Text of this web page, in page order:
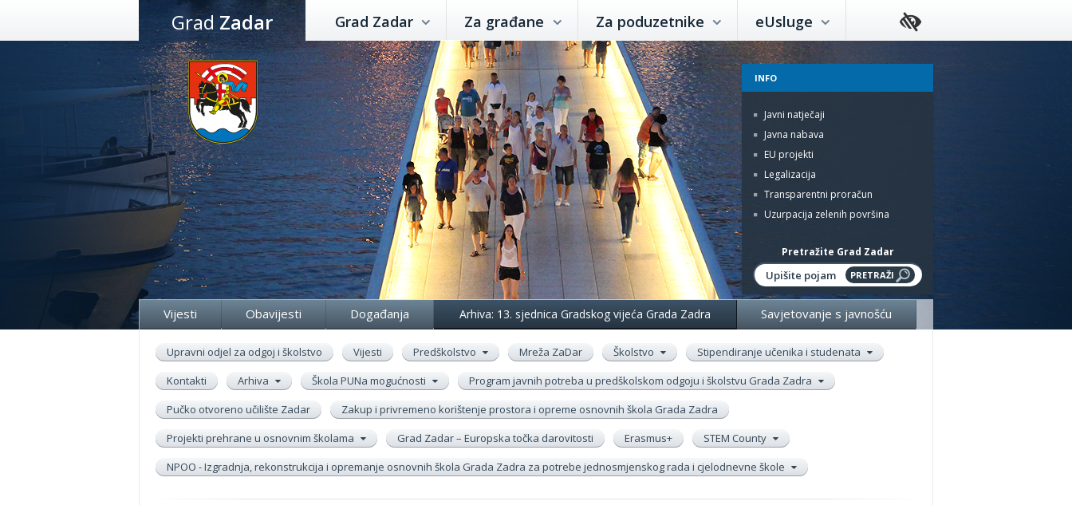
Preskoči
na
sadržaj
GradZadar Grad Zadar Za građane Za poduzetnike eUsluge
INFO
Javni natječaji
Javna nabava
EU projekti
Legalizacija
Transparentni proračun
Uzurpacija zelenih površina
Pretražite Grad Zadar
Vijesti Obavijesti Događanja Arhiva: 13. sjednica Gradskog vijeća Grada Zadra Savjetovanje s javnošću
Upravni odjel za odgoj i školstvo Vijesti Predškolstvo Mreža ZaDar Školstvo
Stipendiranje učenika i studenata
Kontakti
Arhiva Škola PUNa mogućnosti
Program javnih potreba u predškolskom odgoju i školstvu Grada Zadra
Pučko otvoreno učilište Zadar
Zakup i privremeno korištenje prostora i opreme osnovnih škola Grada Zadra
Projekti prehrane u osnovnim školama
Grad Zadar – Europska točka darovitosti Erasmus+
STEM County
NPOO - Izgradnja, rekonstrukcija i opremanje osnovnih škola Grada Zadra za potrebe jednosmjenskog rada i cjelodnevne škole